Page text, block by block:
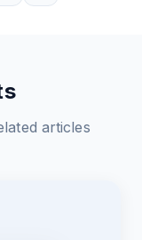
articles